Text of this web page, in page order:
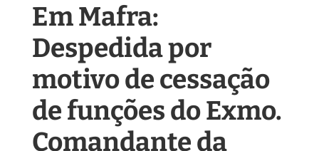
Em Mafra:
Despedida por
motivo de cessação
de funções do Exmo.
Comandante da